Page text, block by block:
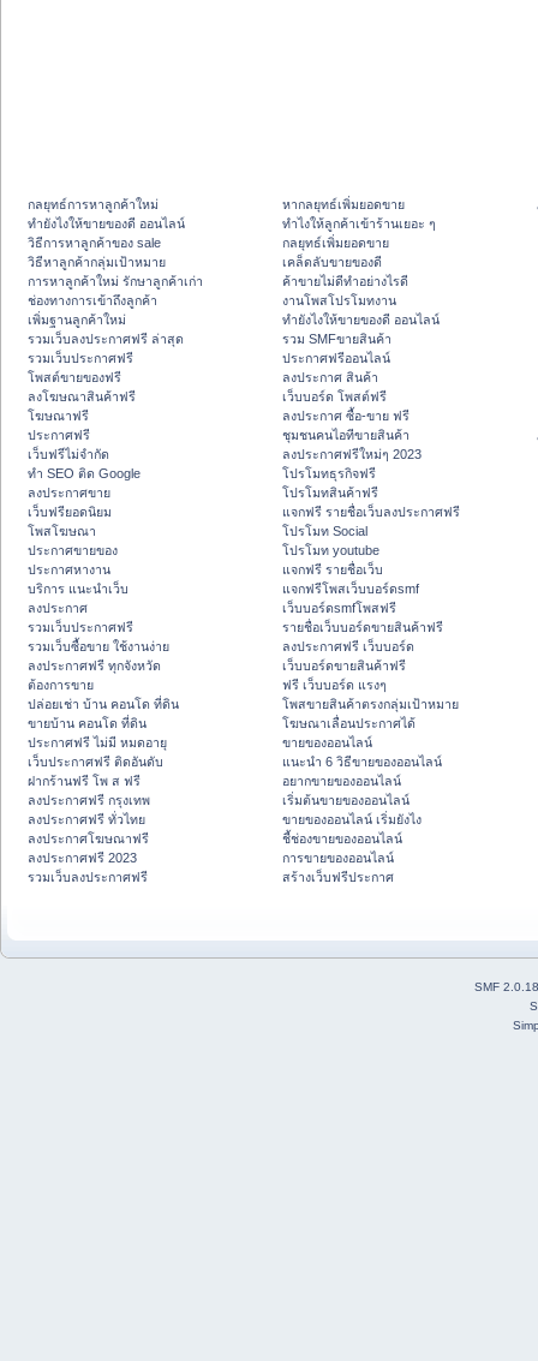
กลยุทธ์การหาลูกค้าใหม่
ทํายังไงให้ขายของดี ออนไลน์
วิธีการหาลูกค้าของ sale
วิธีหาลูกค้ากลุ่มเป้าหมาย
การหาลูกค้าใหม่ รักษาลูกค้าเก่า
ช่องทางการเข้าถึงลูกค้า
เพิ่มฐานลูกค้าใหม่
รวมเว็บลงประกาศฟรี ล่าสุด
รวมเว็บประกาศฟรี
โพสต์ขายของฟรี
ลงโฆษณาสินค้าฟรี
โฆษณาฟรี
ประกาศฟรี
เว็บฟรีไม่จำกัด
ทำ SEO ติด Google
ลงประกาศขาย
เว็บฟรียอดนิยม
โพสโฆษณา
ประกาศขายของ
ประกาศหางาน
บริการ แนะนำเว็บ
ลงประกาศ
รวมเว็บประกาศฟรี
รวมเว็บซื้อขาย ใช้งานง่าย
ลงประกาศฟรี ทุกจังหวัด
ต้องการขาย
ปล่อยเช่า บ้าน คอนโด ที่ดิน
ขายบ้าน คอนโด ที่ดิน
ประกาศฟรี ไม่มี หมดอายุ
เว็บประกาศฟรี ติดอันดับ
ฝากร้านฟรี โพ ส ฟรี
ลงประกาศฟรี กรุงเทพ
ลงประกาศฟรี ทั่วไทย
ลงประกาศโฆษณาฟรี
ลงประกาศฟรี 2023
รวมเว็บลงประกาศฟรี
หากลยุทธ์เพิ่มยอดขาย
ทําไงให้ลูกค้าเข้าร้านเยอะ ๆ
กลยุทธ์เพิ่มยอดขาย
เคล็ดลับขายของดี
ค้าขายไม่ดีทำอย่างไรดี
งานโพสโปรโมทงาน
ทํายังไงให้ขายของดี ออนไลน์
รวม SMFขายสินค้า
ประกาศฟรีออนไลน์
ลงประกาศ สินค้า
เว็บบอร์ด โพสต์ฟรี
ลงประกาศ ซื้อ-ขาย ฟรี
ชุมชนคนไอทีขายสินค้า
ลงประกาศฟรีใหม่ๆ 2023
โปรโมทธุรกิจฟรี
โปรโมทสินค้าฟรี
แจกฟรี รายชื่อเว็บลงประกาศฟรี
โปรโมท Social
โปรโมท youtube
แจกฟรี รายชื่อเว็บ
แจกฟรีโพสเว็บบอร์ดsmf
เว็บบอร์ดsmfโพสฟรี
รายชื่อเว็บบอร์ดขายสินค้าฟรี
ลงประกาศฟรี เว็บบอร์ด
เว็บบอร์ดขายสินค้าฟรี
ฟรี เว็บบอร์ด แรงๆ
โพสขายสินค้าตรงกลุ่มเป้าหมาย
โฆษณาเลื่อนประกาศได้
ขายของออนไลน์
แนะนำ 6 วิธีขายของออนไลน์
อยากขายของออนไลน์
เริ่มต้นขายของออนไลน์
ขายของออนไลน์ เริ่มยังไง
ชี้ช่องขายของออนไลน์
การขายของออนไลน์
สร้างเว็บฟรีประกาศ
SMF 2.0.18